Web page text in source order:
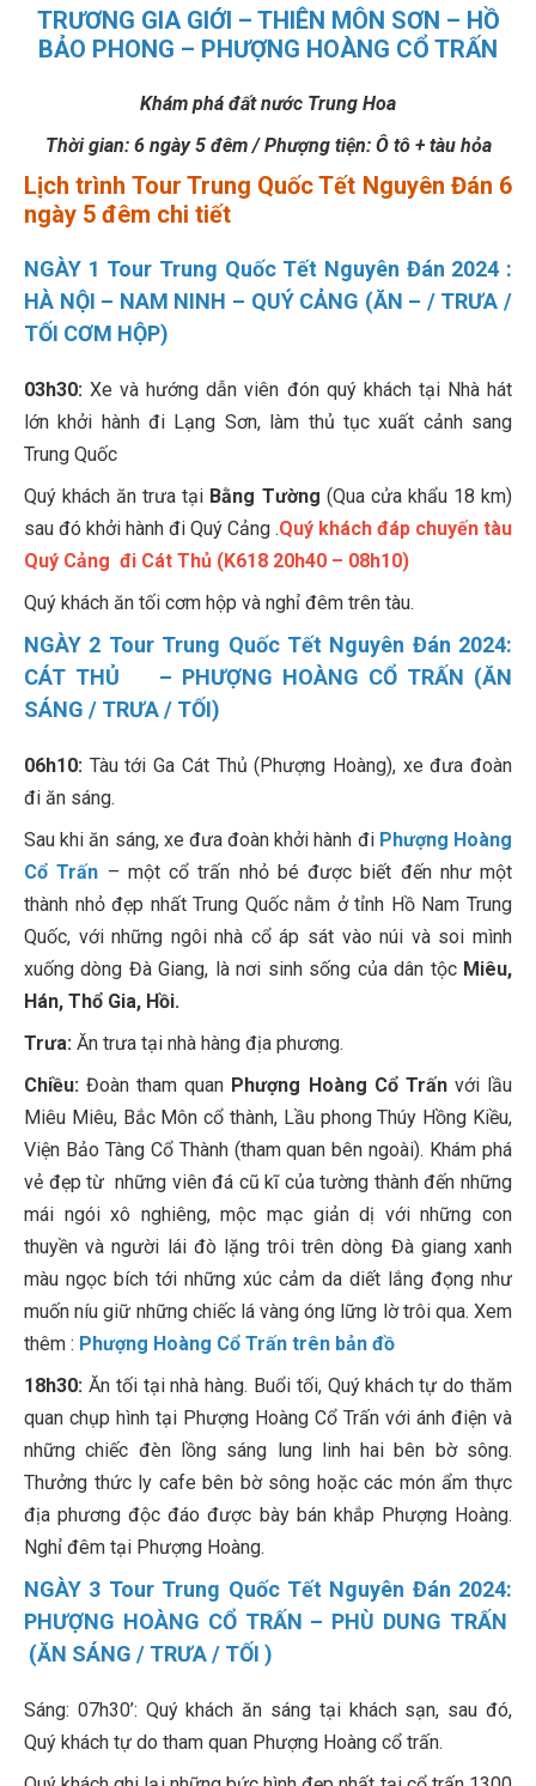
TRƯƠNG GIA GIỚI – THIÊN MÔN SƠN – HỒ
BẢO PHONG – PHƯỢNG HOÀNG CỔ TRẤN
Khám phá đất nước Trung Hoa
Thời gian: 6 ngày 5 đêm / Phượng tiện: Ô tô + tàu hỏa
Lịch trình Tour Trung Quốc Tết Nguyên Đán 6
ngày 5 đêm chi tiết
NGÀY 1 Tour Trung Quốc Tết Nguyên Đán 2024 :
HÀ NỘI – NAM NINH – QUÝ CẢNG (ĂN – / TRƯA /
TỐI CƠM HỘP)
03h30: Xe và hướng dẫn viên đón quý khách tại Nhà hát
lớn khởi hành đi Lạng Sơn, làm thủ tục xuất cảnh sang
Trung Quốc
Quý khách ăn trưa tại Bằng Tường (Qua cửa khẩu 18 km)
sau đó khởi hành đi Quý Cảng .Quý khách đáp chuyến tàu
Quý Cảng đi Cát Thủ (K618 20h40 – 08h10)
Quý khách ăn tối cơm hộp và nghỉ đêm trên tàu.
NGÀY 2 Tour Trung Quốc Tết Nguyên Đán 2024:
CÁT THỦ – PHƯỢNG HOÀNG CỔ TRẤN (ĂN
SÁNG / TRƯA / TỐI)
06h10: Tàu tới Ga Cát Thủ (Phượng Hoàng), xe đưa đoàn
đi ăn sáng.
Sau khi ăn sáng, xe đưa đoàn khởi hành đi Phượng Hoàng
Cổ Trấn – một cổ trấn nhỏ bé được biết đến như một
thành nhỏ đẹp nhất Trung Quốc nằm ở tỉnh Hồ Nam Trung
Quốc, với những ngôi nhà cổ áp sát vào núi và soi mình
xuống dòng Đà Giang, là nơi sinh sống của dân tộc Miêu,
Hán, Thổ Gia, Hồi.
Trưa: Ăn trưa tại nhà hàng địa phương.
Chiều:Đoàn tham quan Phượng Hoàng Cổ Trấn với lầu
Miêu Miêu, Bắc Môn cổ thành, Lầu phong Thúy Hồng Kiều,
Viện Bảo Tàng Cổ Thành (tham quan bên ngoài). Khám phá
vẻ đẹp từ những viên đá cũ kĩ của tường thành đến những
mái ngói xô nghiêng, mộc mạc giản dị với những con
thuyền và người lái đò lặng trôi trên dòng Đà giang xanh
màu ngọc bích tới những xúc cảm da diết lắng đọng như
muốn níu giữ những chiếc lá vàng óng lững lờ trôi qua. Xem
thêm : Phượng Hoàng Cổ Trấn trên bản đồ
18h30: Ăn tối tại nhà hàng. Buổi tối, Quý khách tự do thăm
quan chụp hình tại Phượng Hoàng Cổ Trấn với ánh điện và
những chiếc đèn lồng sáng lung linh hai bên bờ sông.
Thưởng thức ly cafe bên bờ sông hoặc các món ẩm thực
địa phương độc đáo được bày bán khắp Phượng Hoàng.
Nghỉ đêm tại Phượng Hoàng.
NGÀY 3 Tour Trung Quốc Tết Nguyên Đán 2024:
PHƯỢNG HOÀNG CỔ TRẤN – PHÙ DUNG TRẤN
(ĂN SÁNG / TRƯA / TỐI )
Sáng: 07h30’: Quý khách ăn sáng tại khách sạn, sau đó,
Quý khách tự do tham quan Phượng Hoàng cổ trấn.